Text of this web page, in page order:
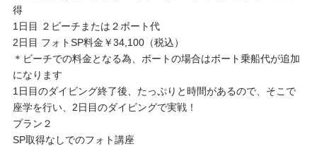
得
1日目 ２ビーチまたは２ボート代
2日目 フォトSP料金￥34,100（税込）
＊ビーチでの料金となる為、ボートの場合はボート乗船代が追加
になります
1日目のダイビング終了後、たっぷりと時間があるので、そこで
座学を行い、2日目のダイビングで実戦！
プラン２
SP取得なしでのフォト講座